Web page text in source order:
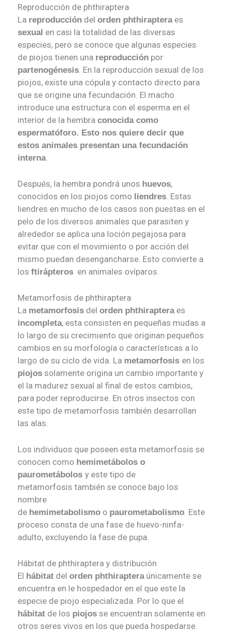
Reproducción de phthiraptera
La reproducción del orden phthirapteraes
sexual en casi la totalidad de las diversas
especies, pero se conoce que algunas especies
de piojos tienen una reproducción por
partenogénesis . En la reproducción sexual de los
piojos, existe una cópula y contacto directo para
que se origine una fecundación. El macho
introduce una estructura con el esperma en el
interior de la hembra conocida como
espermatóforo. Esto nos quiere decir que
estos animales presentan una fecundación
interna.
Después, la hembra pondrá unos huevos,
conocidos en los piojos como liendres . Estas
liendres en mucho de los casos son puestas en el
pelo de los diversos animales que parasiten y
alrededor se aplica una loción pegajosa para
evitar que con el movimiento o por acción del
mismo puedan desengancharse. Esto convierte a
los ftirápteros en animales ovíparos.
Metamorfosis de phthiraptera
La metamorfosis del orden phthirapteraes
incompleta, esta consisten en pequeñas mudas a
lo largo de su crecimiento que originan pequeños
cambios en su morfología o características a lo
largo de su ciclo de vida. La metamorfosis en los
piojos solamente origina un cambio importante y
el la madurez sexual al final de estos cambios,
para poder reproducirse. En otros insectos con
este tipo de metamorfosis también desarrollan
las alas.
Los individuos que poseen esta metamorfosis se
conocen como hemimetábolos o
paurometábolos y este tipo de
metamorfosis también se conoce bajo los
nombre
de hemimetabolismo o paurometabolismo. Este
proceso consta de una fase de huevo-ninfa-
adulto, excluyendo la fase de pupa.
Hábitat de phthiraptera y distribución
El hábitat del orden phthirapteraúnicamente se
encuentra en le hospedador en el que este la
especie de piojo especializada. Por lo que el
hábitat de los piojos se encuentran solamente en
otros seres vivos en los que pueda hospedarse.